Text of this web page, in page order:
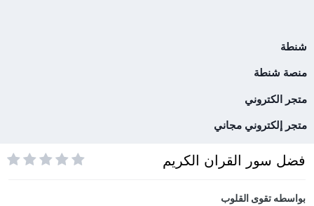
شنطة
منصة شنطة
متجر الكتروني
متجر إلكتروني مجاني
فضل سور القران الكريم
بواسطهتقوى القلوب